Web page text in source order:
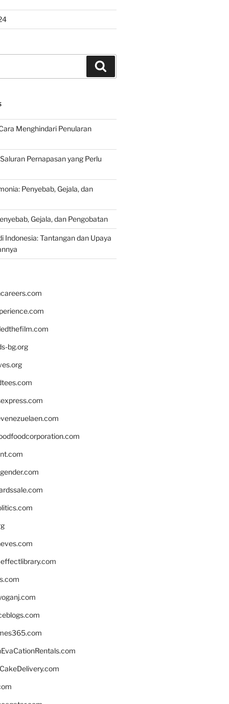
Menghindari Penularan
Pernapasan yang Perlu
Penyebab, Gejala, dan
Gejala, dan Pengobatan
Indonesia: Tantangan dan Upaya
bg.org